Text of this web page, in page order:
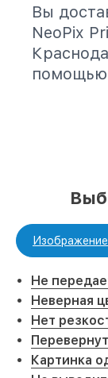
Вы
NeoPix
помощью
Изображение
Не
Неверная
Нет
Картинка